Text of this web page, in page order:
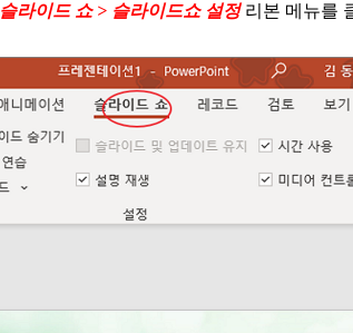
슬라이드 쇼 > 슬라이드쇼 설정 리본 메뉴를